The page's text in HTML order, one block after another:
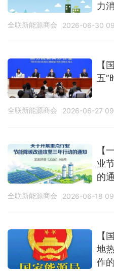
力
全联新能源商会 2026-06-30
【
五”
全联新能源商会 2026-06-27
【
业
的
全联新能源商会 2026-06-18
【
地
作